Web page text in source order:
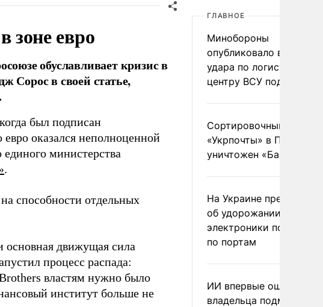
зоне евро
обуславливает кризис в
Сорос в своей статье,
был подписан
оказался неполноценной
министерства
.
способности отдельных
основная движущая сила
процесс распада:
властям нужно было
институт больше не
ГЛАВНОЕ
Минобороны
опубликовало видео
удара по
центру ВСУ под Киевом
Сортировочный пункт
«Укрпочты» в
уничтожен
На Украине
об удорожании
электроники после
по портам
ИИ впервые
владельца